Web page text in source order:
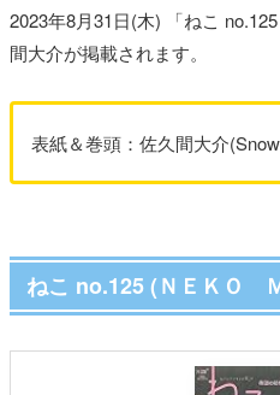
2023年8月31日(木) 「ねこ
間大介が掲載されます。
表紙＆巻頭：佐久間大介
ねこ no.125 (ＮＥＫＯ